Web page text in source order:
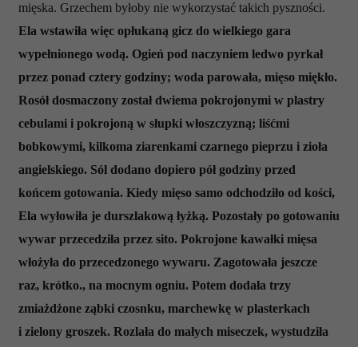
mięska. Grzechem byłoby nie wykorzystać takich pyszności.
Ela wstawiła więc opłukaną gicz do wielkiego gara
wypełnionego wodą. Ogień pod naczyniem ledwo pyrkał
przez ponad cztery godziny; woda parowała, mięso miękło.
Rosół dosmaczony został dwiema pokrojonymi w plastry
cebulami i pokrojoną w słupki włoszczyzną; liśćmi
bobkowymi, kilkoma ziarenkami czarnego pieprzu i zioła
angielskiego. Sól dodano dopiero pół godziny przed
końcem gotowania. Kiedy mięso samo odchodziło od kości,
Ela wyłowiła je durszlakową łyżką. Pozostały po gotowaniu
wywar przecedziła przez sito. Pokrojone kawałki mięsa
włożyła do przecedzonego wywaru. Zagotowała jeszcze
raz, krótko., na mocnym ogniu. Potem dodała trzy
zmiażdżone ząbki czosnku, marchewkę w plasterkach
i zielony groszek. Rozlała do małych miseczek, wystudziła